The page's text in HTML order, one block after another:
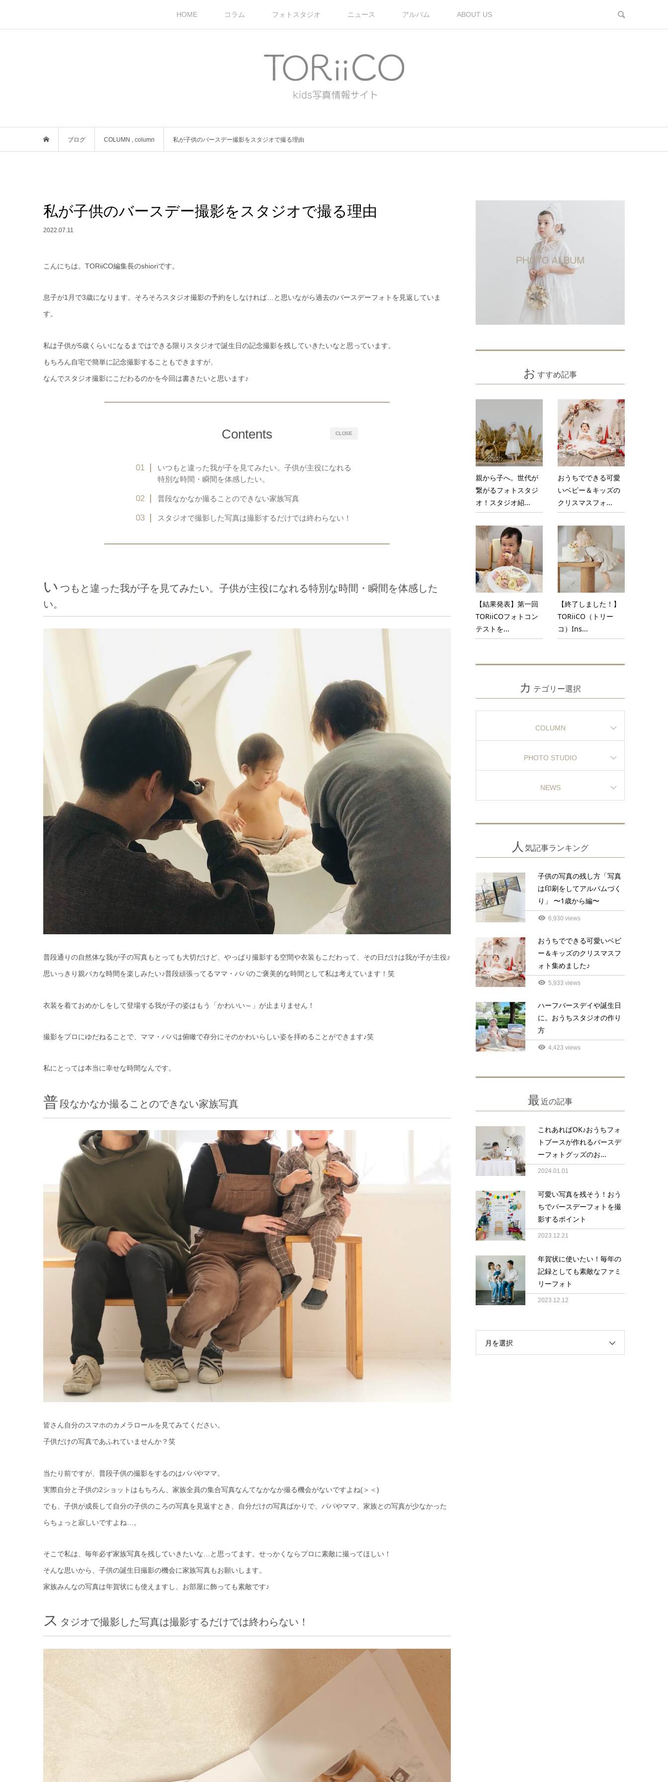
HOME コラム フォトスタジオ ニュース アルバム ABOUT US
ブログ COLUMN , column 私が子供のバースデー撮影をスタジオで撮る理由
私が子供のバースデー撮影をスタジオで撮る理由
2022.07.11
こんにちは。TORiiCO編集長のshioriです。
息子が1月で3歳になります。そろそろスタジオ撮影の予約をしなければ…と思いながら過去のバースデーフォトを見返していま
す。
私は子供が5歳くらいになるまではできる限りスタジオで誕生日の記念撮影を残していきたいなと思っています。
もちろん自宅で簡単に記念撮影することもできますが、
なんでスタジオ撮影にこだわるのかを今回は書きたいと思います♪
CLOSE
Contents
いつもと違った我が子を見てみたい。子供が主役になれる
特別な時間・瞬間を体感したい。
普段なかなか撮ることのできない家族写真
スタジオで撮影した写真は撮影するだけでは終わらない！
い つもと違った我が子を見てみたい。子供が主役になれる特別な時間・瞬間を体感した
い。
普段通りの自然体な我が子の写真もとっても大切だけど、やっぱり撮影する空間や衣装もこだわって、その日だけは我が子が主役♪
思いっきり親バカな時間を楽しみたい♪普段頑張ってるママ・パパのご褒美的な時間として私は考えています！笑
衣装を着ておめかしをして登場する我が子の姿はもう「かわいい～」が止まりません！
撮影をプロにゆだねることで、ママ・パパは俯瞰で存分にそのかわいらしい姿を拝めることができます♪笑
私にとっては本当に幸せな時間なんです。
普段なかなか撮ることのできない家族写真
皆さん自分のスマホのカメラロールを見てみてください。
子供だけの写真であふれていませんか？笑
当たり前ですが、普段子供の撮影をするのはパパやママ。
実際自分と子供の2ショットはもちろん、家族全員の集合写真なんてなかなか撮る機会がないですよね(＞＜)
でも、子供が成長して自分の子供のころの写真を見返すとき、自分だけの写真ばかりで、パパやママ、家族との写真が少なかった
らちょっと寂しいですよね…。
そこで私は、毎年必ず家族写真を残していきたいな…と思ってます。せっかくならプロに素敵に撮ってほしい！
そんな思いから、子供の誕生日撮影の機会に家族写真もお願いします。
家族みんなの写真は年賀状にも使えますし、お部屋に飾っても素敵です♪
ス タジオで撮影した写真は撮影するだけでは終わらない！
お すすめ記事
親から子へ。世代が
繋がるフォトスタジ
オ！スタジオ紹...
おうちでできる可愛
いベビー＆キッズの
クリスマスフォ...
【結果発表】第一回
TORiiCOフォトコン
テストを...
【終了しました！】
TORiiCO（トリー
コ）Ins...
カ テゴリー選択
COLUMN
PHOTO STUDIO
NEWS
人 気記事ランキング
1
子供の写真の残し方「写真
は印刷をしてアルバムづく
り」 〜1歳から編〜
6,930 views
2
おうちでできる可愛いベビ
ー＆キッズのクリスマスフ
ォト集めました♪
5,933 views
3
ハーフバースデイや誕生日
に。おうちスタジオの作り
方
4,423 views
最近の記事
これあればOK♪おうちフォ
トブースが作れるバースデ
ーフォトグッズのお...
2024.01.01
可愛い写真を残そう！おう
ちでバースデーフォトを撮
影するポイント
2023.12.21
年賀状に使いたい！毎年の
記録としても素敵なファミ
リーフォト
2023.12.12
月を選択